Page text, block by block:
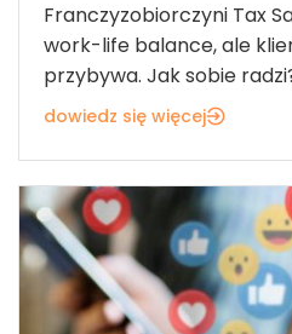
Franczyzobiorczyni Tax
work-life balance, ale
przybywa. Jak sobie
dowiedz się więcej